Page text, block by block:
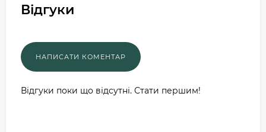
Відгуки
Відгуки поки що відсутні. Стати першим!